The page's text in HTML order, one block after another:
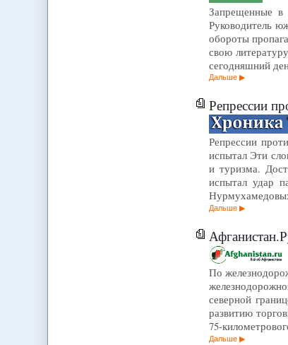
Запрещенные в
Руководитель
обороты
свою
сегодняшний
Дальше
Репрессии
Репрессии
испытал Эти
и туризма.
испытал удар
Дальше
По
северной
развитию
75-
Дальше